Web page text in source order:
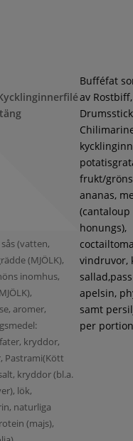
(vatten,
(MJÖLK),
inomhus,
aromer,
kryddor,
Pastrami(Kött
kryddor (bl.a.
lök,
naturliga
(majs),
Bufféfat
av Rostbiff,
frukt/
ananas,
(cantaloup
honungs),
vindruvor,
apelsin,
samt
per